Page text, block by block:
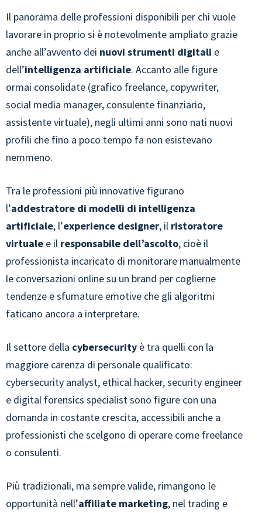
Il panorama delle professioni disponibili per chi vuole
lavorare in proprio si è notevolmente ampliato grazie
anche all’avvento dei nuovi strumenti digitali e
dell’intelligenza artificiale. Accanto alle figure
ormai consolidate (grafico freelance, copywriter,
social media manager, consulente finanziario,
assistente virtuale), negli ultimi anni sono nati nuovi
profili che fino a poco tempo fa non esistevano
nemmeno.
Tra le professioni più innovative figurano
l’addestratore di modelli di intelligenza
artificiale, l’experience designer, il ristoratore
virtuale e il responsabile dell’ascolto, cioè il
professionista incaricato di monitorare manualmente
le conversazioni online su un brand per coglierne
tendenze e sfumature emotive che gli algoritmi
faticano ancora a interpretare.
Il settore della cybersecurity è tra quelli con la
maggiore carenza di personale qualificato:
cybersecurity analyst, ethical hacker, security engineer
e digital forensics specialist sono figure con una
domanda in costante crescita, accessibili anche a
professionisti che scelgono di operare come freelance
o consulenti.
Più tradizionali, ma sempre valide, rimangono le
opportunità nell’affiliate marketing, nel trading e